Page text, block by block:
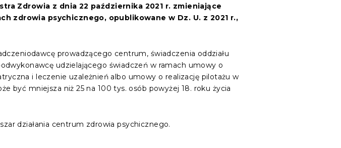
Zdrowia z dnia 22 października 2021 r. zmieniające
zdrowia psychicznego, opublikowane w Dz. U. z 2021 r.,
prowadzącego centrum, świadczenia oddziału
udzielającego świadczeń w ramach umowy o
i leczenie uzależnień albo umowy o realizację pilotażu w
być mniejsza niż 25 na 100 tys. osób powyżej 18. roku życia
działania centrum zdrowia psychicznego.